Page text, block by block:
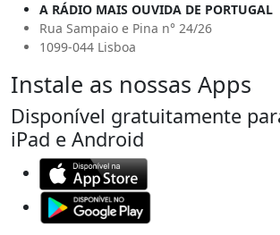
A RÁDIO MAIS OUVIDA DE PORTUGAL
Rua Sampaio e Pina n° 24/26
1099-044 Lisboa
Instale as nossas Apps
Disponível gratuitamente
iPad e Android